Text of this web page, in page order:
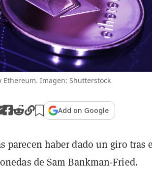
Ethereum. Imagen: Shutterstock
Add on Google
parecen haber dado un giro tras
de Sam Bankman-Fried.